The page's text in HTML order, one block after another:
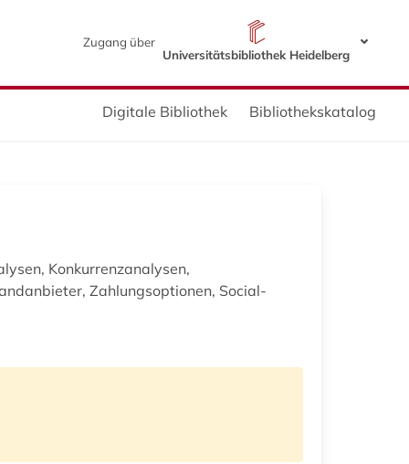
Zugang über
Universitätsbibliothek Heidelberg
Digitale Bibliothek Bibliothekskatalog
Konkurrenzanalysen,
Zahlungsoptionen, Social-